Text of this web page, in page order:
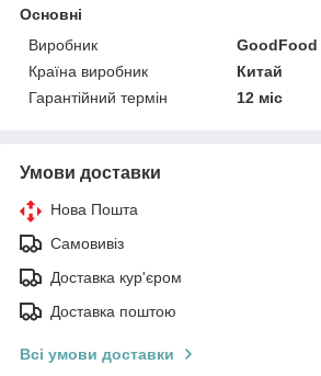
Основні
Виробник
GoodFood
Країна виробник
Китай
Гарантійний термін
12 міс
Умови доставки
Нова Пошта
Самовивіз
Доставка кур'єром
Доставка поштою
Всі умови доставки